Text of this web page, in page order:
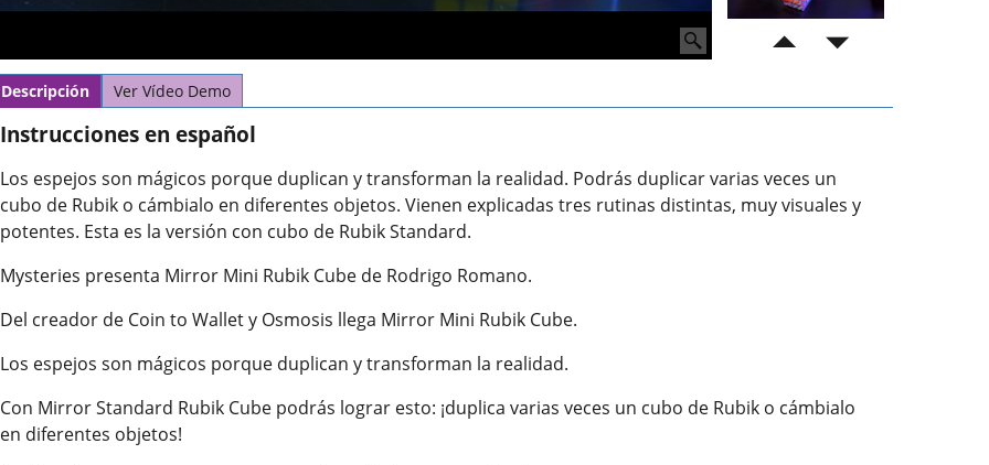
Descripción Ver Vídeo Demo
Instrucciones en español
Los espejos son mágicos porque duplican y transforman la realidad. Podrás duplicar varias veces un
cubo de Rubik o cámbialo en diferentes objetos. Vienen explicadas tres rutinas distintas, muy visuales y
potentes. Esta es la versión con cubo de Rubik Standard.
Mysteries presenta Mirror Mini Rubik Cube de Rodrigo Romano.
Del creador de Coin to Wallet y Osmosis llega Mirror Mini Rubik Cube.
Los espejos son mágicos porque duplican y transforman la realidad.
Con Mirror Standard Rubik Cube podrás lograr esto: ¡duplica varias veces un cubo de Rubik o cámbialo
en diferentes objetos!